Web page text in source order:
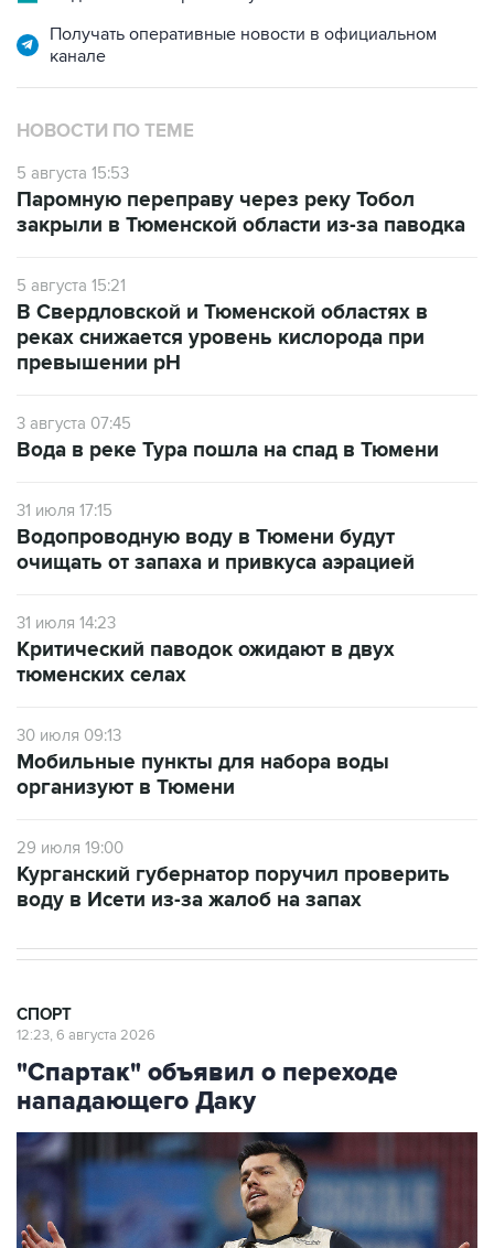
Получать оперативные новости в официальном
канале
НОВОСТИ ПО ТЕМЕ
5 августа 15:53
Паромную переправу через реку Тобол
закрыли в Тюменской области из-за паводка
5 августа 15:21
В Свердловской и Тюменской областях в
реках снижается уровень кислорода при
превышении рН
3 августа 07:45
Вода в реке Тура пошла на спад в Тюмени
31 июля 17:15
Водопроводную воду в Тюмени будут
очищать от запаха и привкуса аэрацией
31 июля 14:23
Критический паводок ожидают в двух
тюменских селах
30 июля 09:13
Мобильные пункты для набора воды
организуют в Тюмени
29 июля 19:00
Курганский губернатор поручил проверить
воду в Исети из-за жалоб на запах
СПОРТ
12:23, 6 августа 2026
"Спартак" объявил о переходе
нападающего Даку